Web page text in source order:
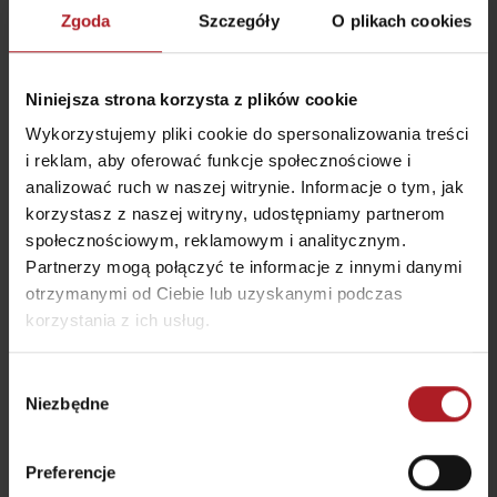
Zgoda Szczegóły O plikach cookies
Niniejsza strona korzysta z plików cookie
Wykorzystujemy pliki cookie do spersonalizowania treści
i reklam, aby oferować funkcje społecznościowe i
analizować ruch w naszej witrynie. Informacje o tym, jak
korzystasz z naszej witryny, udostępniamy partnerom
społecznościowym, reklamowym i analitycznym.
Partnerzy mogą połączyć te informacje z innymi danymi
otrzymanymi od Ciebie lub uzyskanymi podczas
korzystania z ich usług.
zgody
Niezbędne
Preferencje
Dlaczego warto wybrać zimową turystykę na
Liptowie?
Różnorodność terenu– miejsce idealne zarówno na krótkie
rodzinne spacery, jak trudniejsze wysokogórskie wyprawy.
Urzekające widoki – ośnieżone szczyty, zamarznięte
wodospady i panoramy, które zimą wyglądają zupełnie inaczej
niż w pozostałych porach roku.
na horské chaty, ktoré ponúkajú bezpečné zázemie.